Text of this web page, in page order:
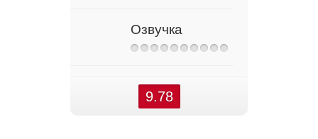
Озвучка
9.78